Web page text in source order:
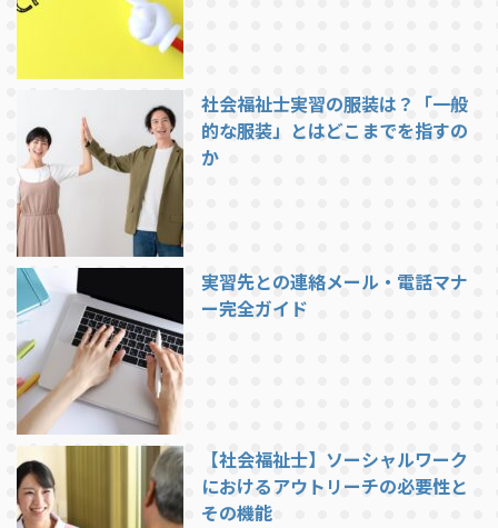
社会福祉士実習の服装は？「一般
的な服装」とはどこまでを指すの
か
実習先との連絡メール・電話マナ
ー完全ガイド
【社会福祉士】ソーシャルワーク
におけるアウトリーチの必要性と
その機能